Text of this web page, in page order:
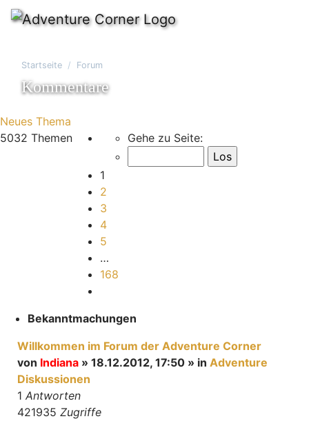
Startseite Forum
Kommentare
Neues Thema
5032 Themen
Seite1von168
Gehe zu Seite:
1
2
3
4
5
…
168
Bekanntmachungen
Willkommen im Forum der Adventure Corner
von Indiana » 18.12.2012, 17:50 » in Adventure
Diskussionen
1 Antworten
421935 Zugriffe